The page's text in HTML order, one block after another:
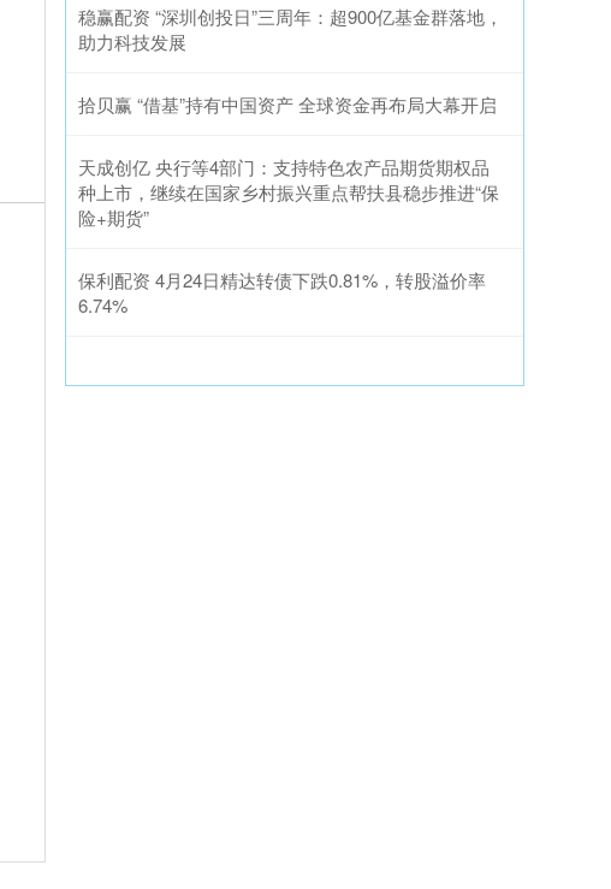
稳赢配资 “深圳创投日”三周年：超900亿基金群落地，
助力科技发展
拾贝赢 “借基”持有中国资产 全球资金再布局大幕开启
天成创亿 央行等4部门：支持特色农产品期货期权品
种上市，继续在国家乡村振兴重点帮扶县稳步推进“保
险+期货”
保利配资 4月24日精达转债下跌0.81%，转股溢价率
6.74%